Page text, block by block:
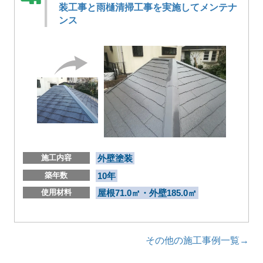
装工事と雨樋清掃工事を実施してメンテナ
ンス
施工内容 外壁塗装
築年数 10年
使用材料 屋根71.0㎡・外壁185.0㎡
その他の施工事例一覧→